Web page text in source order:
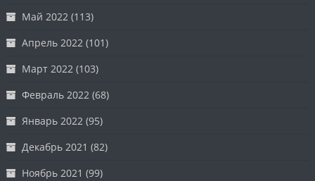
Май 2022 (113)
Апрель 2022 (101)
Март 2022 (103)
Февраль 2022 (68)
Январь 2022 (95)
Декабрь 2021 (82)
Ноябрь 2021 (99)